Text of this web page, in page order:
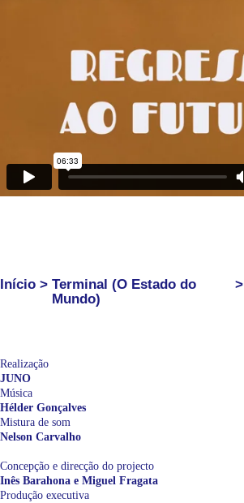
Início > Terminal (O Estado do
Mundo)
>
Realização
JUNO
Música
Hélder Gonçalves
Mistura de som
Nelson Carvalho
Concepção e direcção do projecto
Inês Barahona e Miguel Fragata
Produção executiva